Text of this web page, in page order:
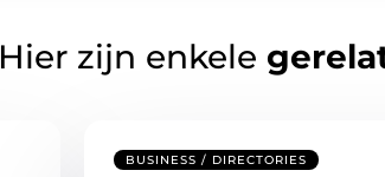
Hier zijn enkele
BUSINESS / DIRECTORIES